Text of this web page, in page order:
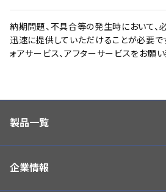
納期問題、不具合等の発生時において、
迅速に提供していただけることが必要で
ォアサービス、アフターサービスをお願い
製品一覧
企業情報